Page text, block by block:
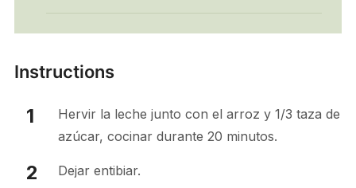
Instructions
Hervir la leche junto con el arroz y 1/3 taza de
azúcar, cocinar durante 20 minutos.
Dejar entibiar.